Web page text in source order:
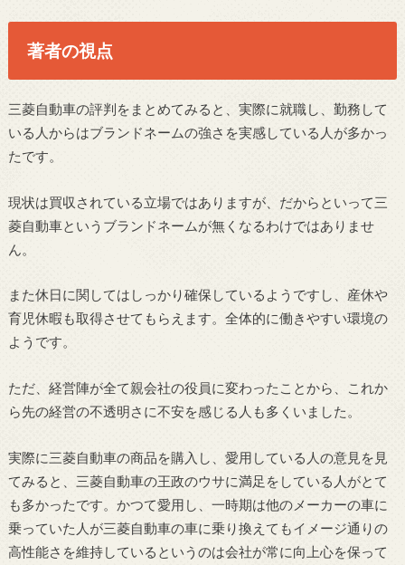
著者の視点
三菱自動車の評判をまとめてみると、実際に就職し、勤務して
いる人からはブランドネームの強さを実感している人が多かっ
たです。
現状は買収されている立場ではありますが、だからといって三
菱自動車というブランドネームが無くなるわけではありませ
ん。
また休日に関してはしっかり確保しているようですし、産休や
育児休暇も取得させてもらえます。全体的に働きやすい環境の
ようです。
ただ、経営陣が全て親会社の役員に変わったことから、これか
ら先の経営の不透明さに不安を感じる人も多くいました。
実際に三菱自動車の商品を購入し、愛用している人の意見を見
てみると、三菱自動車の王政のウサに満足をしている人がとて
も多かったです。かつて愛用し、一時期は他のメーカーの車に
乗っていた人が三菱自動車の車に乗り換えてもイメージ通りの
高性能さを維持しているというのは会社が常に向上心を保って